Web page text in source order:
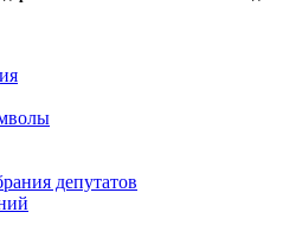
депутатов